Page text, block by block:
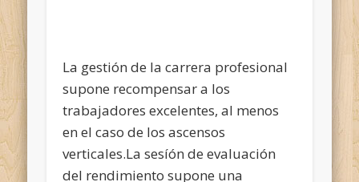
La gestión de la carrera profesional
supone recompensar a los
trabajadores excelentes, al menos
en el caso de los ascensos
verticales.La sesíón de evaluación
del rendimiento supone una